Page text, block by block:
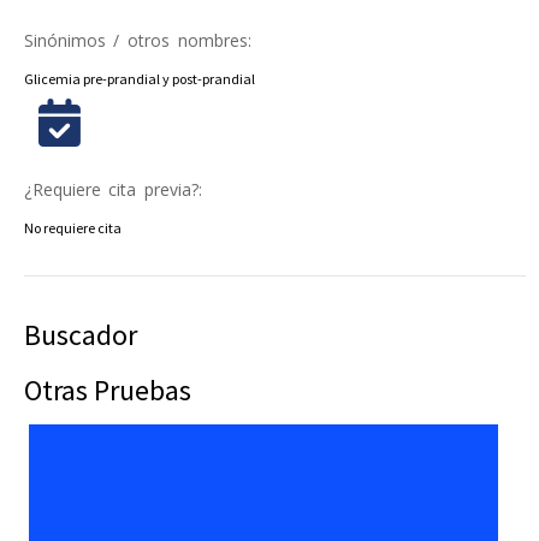
Sinónimos / otros nombres:
Glicemia pre-prandial y post-prandial
¿Requiere cita previa?:
No requiere cita
Buscador
Otras Pruebas